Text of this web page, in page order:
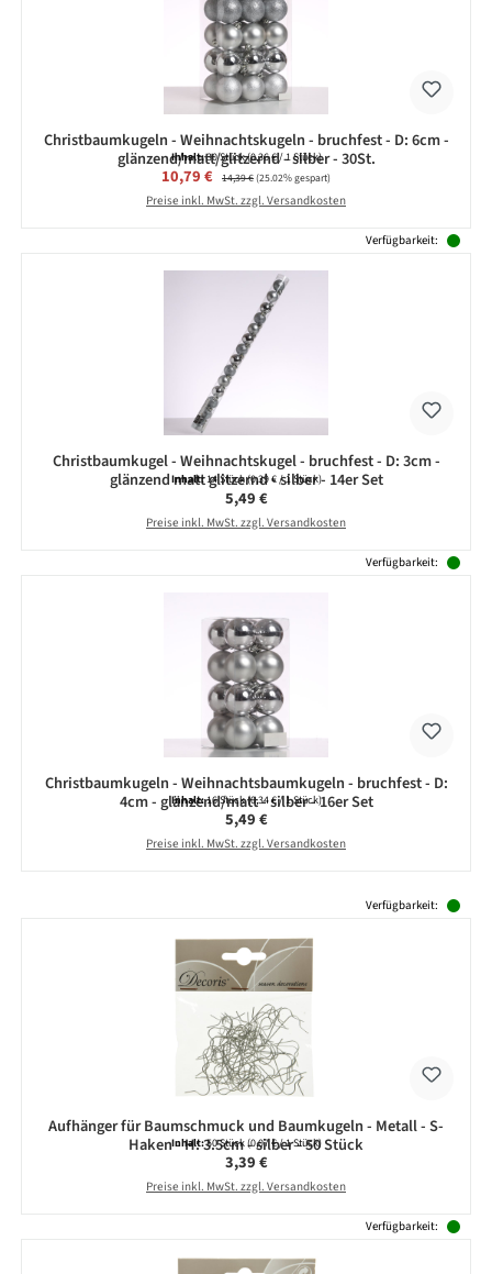
Christbaumkugeln - Weihnachtskugeln - bruchfest - D: 6cm -
glänzend/matt/glitzernd - silber - 30St.
Inhalt:30 Stück(0,36 € / 1 Stück)
Verkaufspreis:
10,79 € Regulärer Preis:
14,39 €(25.02% gespart)
Preise inkl. MwSt. zzgl. Versandkosten
Verfügbarkeit:
Christbaumkugel - Weihnachtskugel - bruchfest - D: 3cm -
glänzend matt glitzernd - silber - 14er Set
Inhalt:14 Stück(0,39 € / 1 Stück)
Regulärer Preis:
5,49 €
Preise inkl. MwSt. zzgl. Versandkosten
Verfügbarkeit:
Christbaumkugeln - Weihnachtsbaumkugeln - bruchfest - D:
4cm - glänzend/matt - silber - 16er Set
Inhalt:16 Stück(0,34 € / 1 Stück)
Regulärer Preis:
5,49 €
Preise inkl. MwSt. zzgl. Versandkosten
Verfügbarkeit:
Aufhänger für Baumschmuck und Baumkugeln - Metall - S-
Haken - H: 3.5cm - silber - 50 Stück
Inhalt:50 Stück(0,07 € / 1 Stück)
Regulärer Preis:
3,39 €
Preise inkl. MwSt. zzgl. Versandkosten
Verfügbarkeit: